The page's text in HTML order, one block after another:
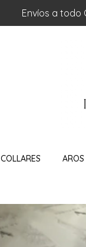
Envíos a todo
COLLARES AROS